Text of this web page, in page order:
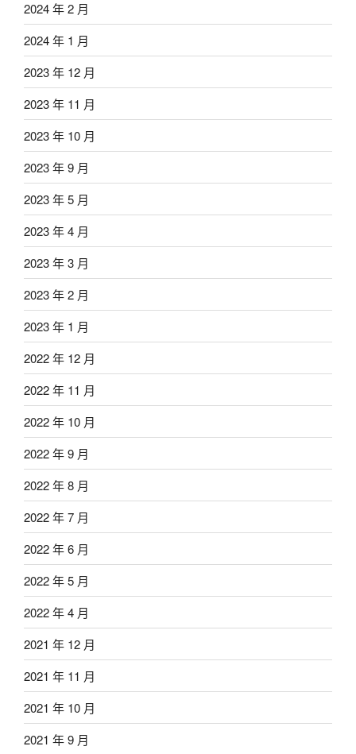
2024 年 2 月
2024 年 1 月
2023 年 12 月
2023 年 11 月
2023 年 10 月
2023 年 9 月
2023 年 5 月
2023 年 4 月
2023 年 3 月
2023 年 2 月
2023 年 1 月
2022 年 12 月
2022 年 11 月
2022 年 10 月
2022 年 9 月
2022 年 8 月
2022 年 7 月
2022 年 6 月
2022 年 5 月
2022 年 4 月
2021 年 12 月
2021 年 11 月
2021 年 10 月
2021 年 9 月